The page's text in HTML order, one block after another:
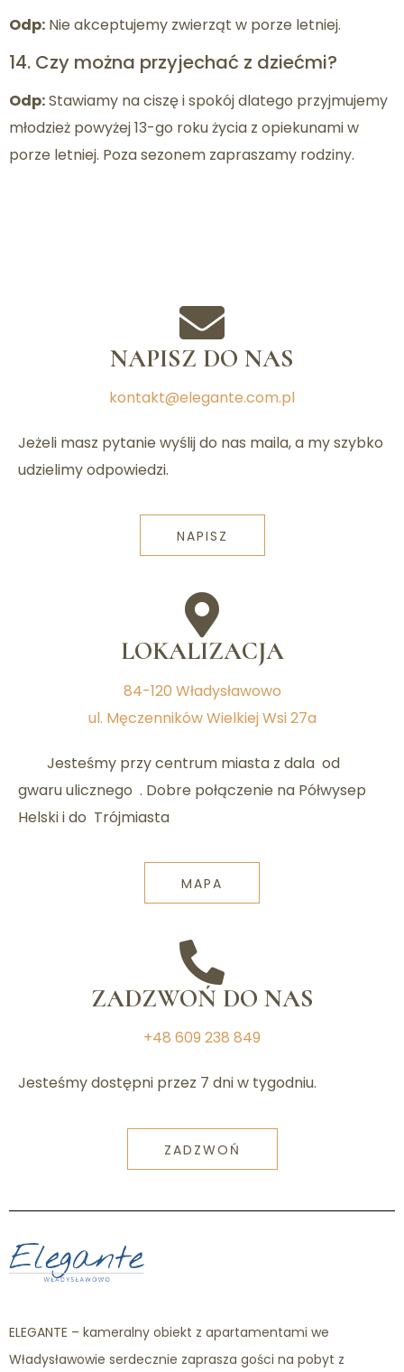
Odp: Nie akceptujemy zwierząt w porze letniej.
14. Czy można przyjechać z dziećmi?
Odp:Stawiamy na ciszę i spokój dlatego przyjmujemy
młodzież powyżej 13-go roku życia z opiekunami w
porze letniej. Poza sezonem zapraszamy rodziny.
NAPISZ DO NAS
kontakt@elegante.com.pl
Jeżeli masz pytanie wyślij do nas maila, a my szybko
udzielimy odpowiedzi.​
NAPISZ
LOKALIZACJA
84-120 Władysławowo
ul. Męczenników Wielkiej Wsi 27a
Jesteśmy przy centrum miasta z dala od
gwaru ulicznego . Dobre połączenie na Półwysep
Helski i do Trójmiasta
MAPA
ZADZWOŃ DO NAS
+48 609 238 849
Jesteśmy dostępni przez 7 dni w tygodniu.
ZADZWOŃ
ELEGANTE – kameralny obiekt z apartamentami we
Władysławowie serdecznie zaprasza gości na pobyt z